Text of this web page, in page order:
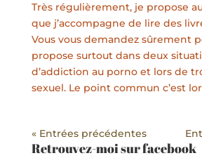
Très régulièrement, je propose
que j’accompagne de lire des
Vous vous demandez sûrement
propose surtout dans deux
d’addiction au porno et lors de
sexuel. Le point commun c’est
« Entrées précédentes
Retrouvez-moi sur facebook